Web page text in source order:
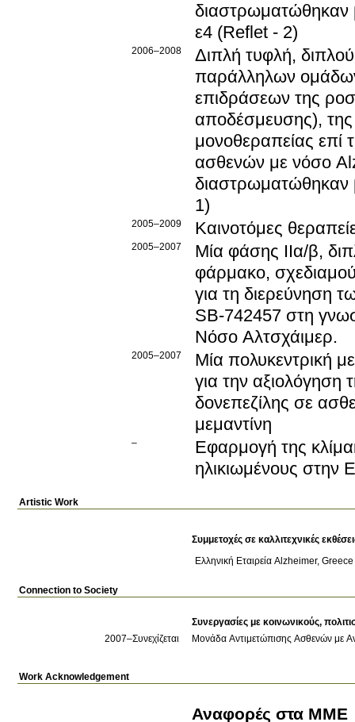
διαστρωματώθηκαν
ε4 (Reflet - 2)
2006–2008
Διπλή τυφλή,
παράλληλων
επιδράσεων της
αποδέσμευσης), της
μονοθεραπείας επί
ασθενών με νόσο
διαστρωματώθηκαν
1)
2005–2009 Καινοτόμες
2005–2007
Μία φάσης ΙΙα/β,
φάρμακο,
για τη διερεύνηση
SB-742457 στη
Νόσο Αλτσχάιμερ.
2005–2007
Μία πολυκεντρική
για την αξιολόγηση
δονεπεζίλης σε
μεμαντίνη
–
Εφαρμογή της
ηλικιωμένους στην
Artistic Work
Ελληνική Εταιρεία Αlzheimer, Greece
Connection to Society
Συνεργασίες με κοινωνικούς,
2007–Συνεχίζεται Μονάδα Αντιμετώπισης Ασθενών με
Work Acknowledgement
Αναφορές στα ΜΜΕ